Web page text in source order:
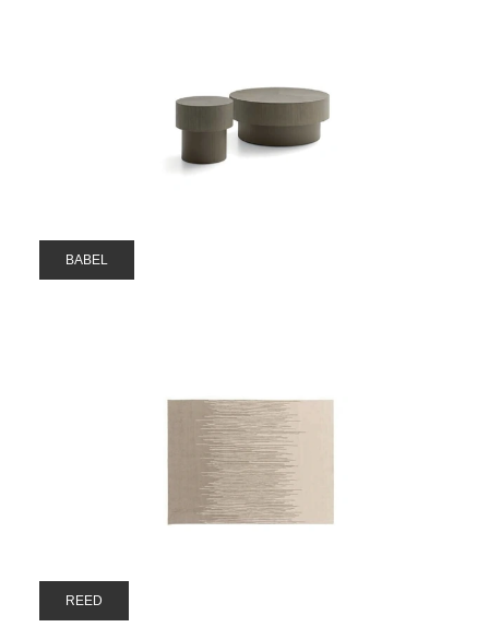
BABEL
REED